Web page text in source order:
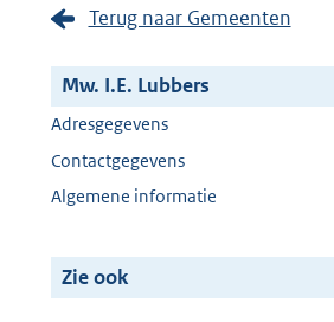
Terug naar Gemeenten
Mw. I.E. Lubbers
Adresgegevens
Contactgegevens
Algemene informatie
Zie ook